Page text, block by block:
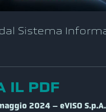
Sistema
IL PDF
2024 – eVISO